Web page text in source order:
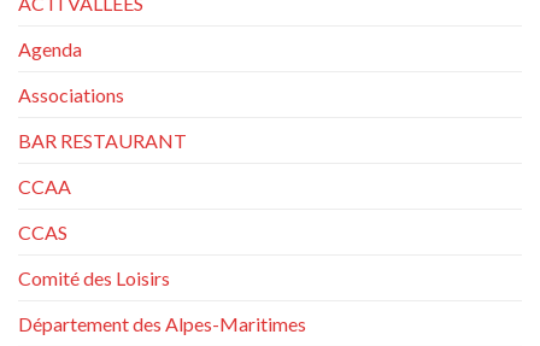
Agenda
Associations
BAR RESTAURANT
CCAA
CCAS
Comité des Loisirs
Département des Alpes-Maritimes